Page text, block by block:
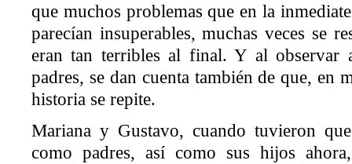
que muchos problemas que en la
parecían insuperables, muchas veces se
eran tan terribles al final. Y al observar
padres, se dan cuenta también de que, en
historia se repite.
Mariana y Gustavo, cuando tuvieron
como padres, así como sus hijos